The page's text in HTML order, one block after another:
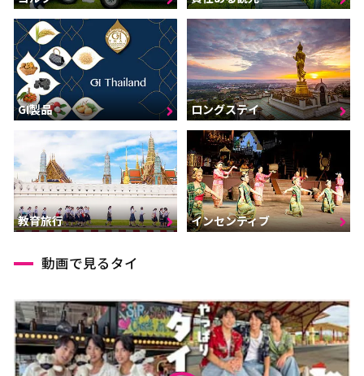
GI製品 ロングステイ
教育旅行 インセンティブ
動画で見るタイ